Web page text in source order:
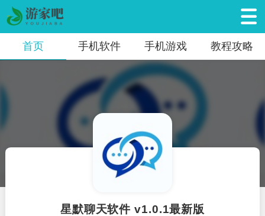
首页 手机软件 手机游戏 教程攻略
星默聊天软件 v1.0.1最新版